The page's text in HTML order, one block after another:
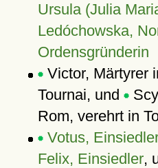
Ursula (Julia
Ledóchowska,
Ordensgründerin
Victor, Märtyrer
Tournai, und
Rom, verehrt in
Votus,
Felix, Einsiedler,